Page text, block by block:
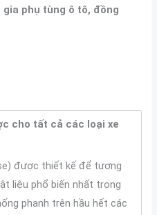
gia phụ tùng ô tô, đồng
cho tất cả các loại xe
được thiết kế để tương
liệu phổ biến nhất trong
phanh trên hầu hết các